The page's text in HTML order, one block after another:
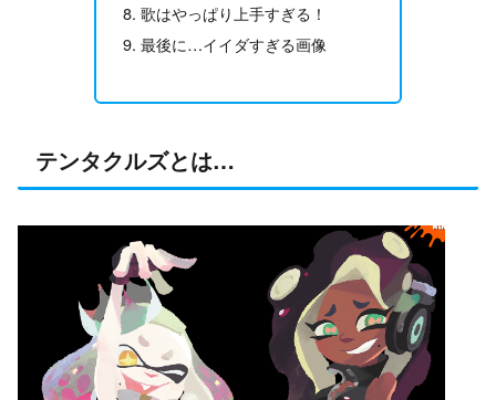
歌はやっぱり上手すぎる！
最後に…イイダすぎる画像
テンタクルズとは…